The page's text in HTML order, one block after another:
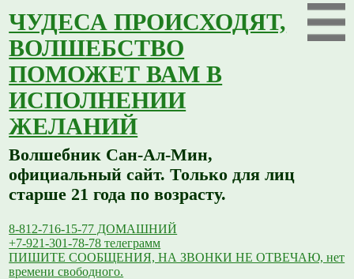
ЧУДЕСА ПРОИСХОДЯТ,
ВОЛШЕБСТВО
ПОМОЖЕТ ВАМ В
ИСПОЛНЕНИИ
ЖЕЛАНИЙ
Волшебник Сан-Ал-Мин,
официальный сайт. Только для лиц
старше 21 года по возрасту.
8-812-716-15-77 ДОМАШНИЙ
+7-921-301-78-78 телеграмм
ПИШИТЕ СООБЩЕНИЯ, НА ЗВОНКИ НЕ ОТВЕЧАЮ, нет
времени свободного.